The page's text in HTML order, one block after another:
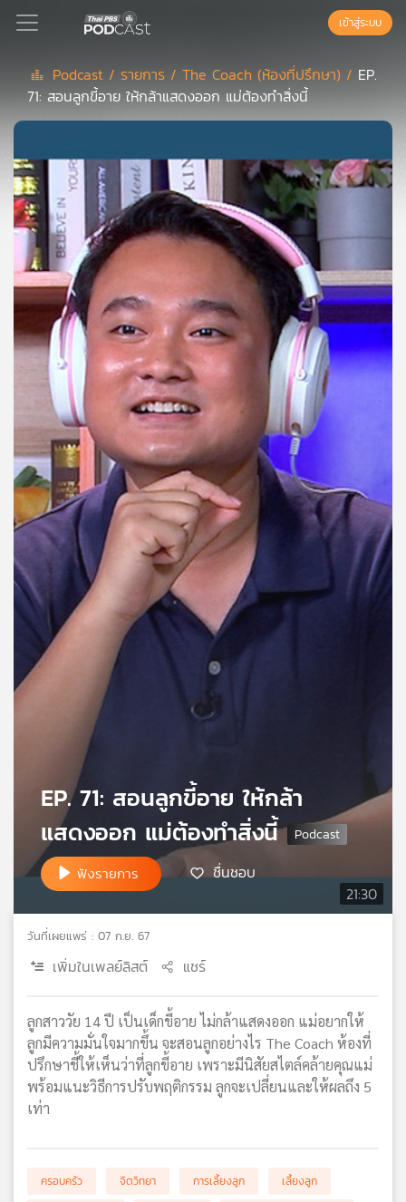
Podcast
เพล
ย์
ลิ
สต์
แนะนำ
ย์
ลิ
เพลง
บทความ
ข่าว
กิจกรรม
เครือ
วิทยุ
พี
แผนที่
วิทยุ
เครือ
ข่าย
เข้าสู่ระบบ
Podcast / รายการ /The Coach (ห้องที่ปรึกษา) / EP.
71: สอนลูกขี้อาย ให้กล้าแสดงออก แม่ต้องทำสิ่งนี้
21:30
EP. 71: สอนลูกขี้อาย ให้กล้า
แสดงออก แม่ต้องทำสิ่งนี้
ฟังรายการ ชื่นชอบ
วันที่เผยแพร่ : 07 ก.ย. 67
เพิ่มในเพลย์ลิสต์ แชร์
ลูกสาววัย 14 ปี เป็นเด็กขี้อาย ไม่กล้าแสดงออก แม่อยากให้
ลูกมีความมั่นใจมากขึ้น จะสอนลูกอย่างไร The Coach ห้องที่
ปรึกษาชี้ให้เห็นว่าที่ลูกขี้อาย เพราะมีนิสัยสไตล์คล้ายคุณแม่
พร้อมแนะวิธีการปรับพฤติกรรม ลูกจะเปลี่ยนและให้ผลถึง 5
เท่า
ครอบครัว จิตวิทยา การเลี้ยงลูก
เลี้ยงลูก